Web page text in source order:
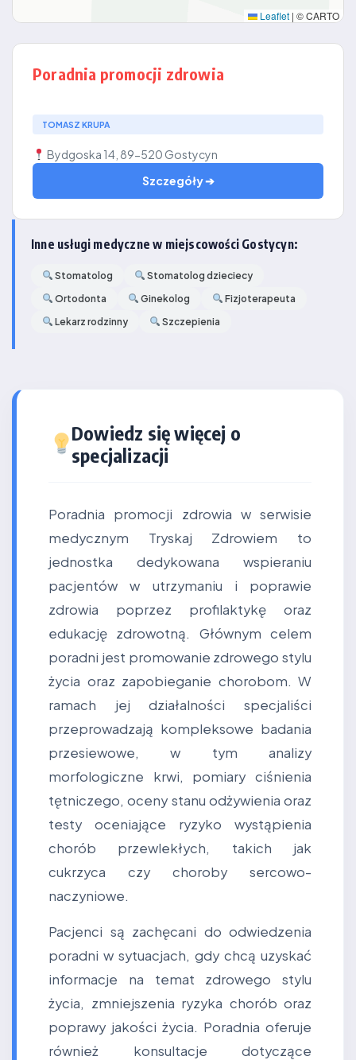
Leaflet | © CARTO
Poradnia promocji zdrowia
TOMASZ KRUPA
Bydgoska 14, 89-520 Gostycyn
Szczegóły ➔
Inne usługi medyczne w miejscowości Gostycyn:
Stomatolog
Stomatolog dzieciecy
Ortodonta
Ginekolog
Fizjoterapeuta
Lekarz rodzinny
Szczepienia
Dowiedz się więcej o
specjalizacji
Poradnia promocji zdrowia w serwisie
medycznym Tryskaj Zdrowiem to
jednostka dedykowana wspieraniu
pacjentów w utrzymaniu i poprawie
zdrowia poprzez profilaktykę oraz
edukację zdrowotną. Głównym celem
poradni jest promowanie zdrowego stylu
życia oraz zapobieganie chorobom. W
ramach jej działalności specjaliści
przeprowadzają kompleksowe badania
przesiewowe, w tym analizy
morfologiczne krwi, pomiary ciśnienia
tętniczego, oceny stanu odżywienia oraz
testy oceniające ryzyko wystąpienia
chorób przewlekłych, takich jak
cukrzyca czy choroby sercowo-
naczyniowe.
Pacjenci są zachęcani do odwiedzenia
poradni w sytuacjach, gdy chcą uzyskać
informacje na temat zdrowego stylu
życia, zmniejszenia ryzyka chorób oraz
poprawy jakości życia. Poradnia oferuje
również konsultacje dotyczące